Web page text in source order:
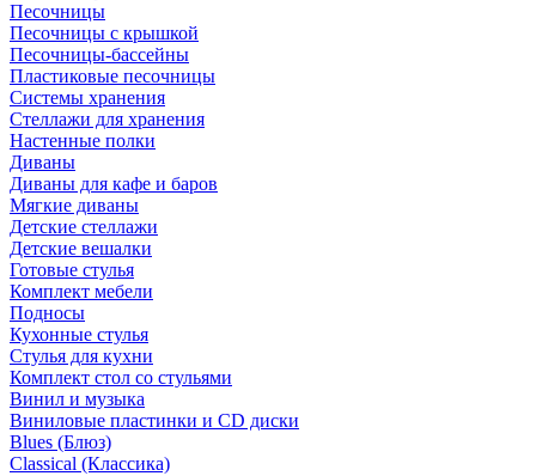
Песочницы
Песочницы с крышкой
Песочницы-бассейны
Пластиковые песочницы
Системы хранения
Стеллажи для хранения
Настенные полки
Диваны
Диваны для кафе и баров
Мягкие диваны
Детские стеллажи
Детские вешалки
Готовые стулья
Комплект мебели
Подносы
Кухонные стулья
Стулья для кухни
Комплект стол со стульями
Винил и музыка
Виниловые пластинки и CD диски
Blues (Блюз)
Classical (Классика)